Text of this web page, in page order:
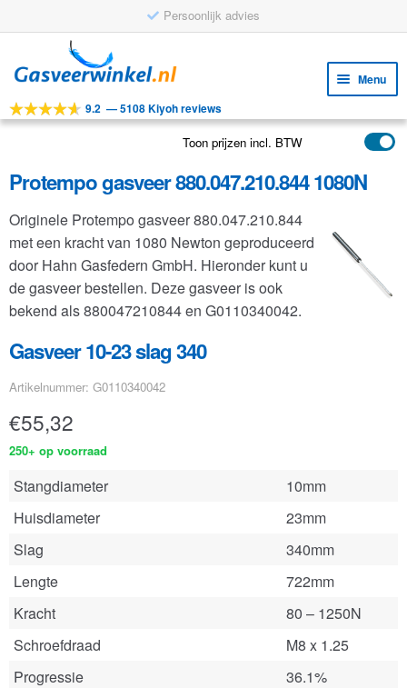
Persoonlijk advies
door
navigatie
naar
inhoud
Menu
Tools
Toepassingen
Klantenservice
FAQ
9.2 —5108 Kiyoh reviews
Toon prijzen incl. BTW
Protempo gasveer 880.047.210.844 1080N
Originele Protempo gasveer 880.047.210.844
met een kracht van 1080 Newton geproduceerd
door Hahn Gasfedern GmbH. Hieronder kunt u
de gasveer bestellen. Deze gasveer is ook
bekend als 880047210844 en G0110340042.
Gasveer 10-23 slag 340
Artikelnummer: G0110340042
€55,32
250+ op voorraad
Stangdiameter
10mm
Huisdiameter
23mm
Slag
340mm
Lengte
722mm
Kracht
80 – 1250N
Schroefdraad
M8 x 1.25
Progressie
36.1%